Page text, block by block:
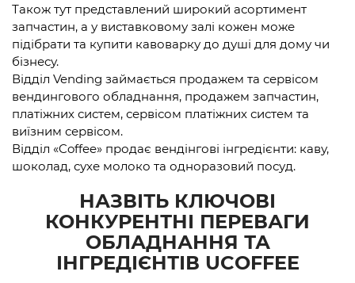
Також тут представлений широкий асортимент
запчастин, а у виставковому залі кожен може
підібрати та купити кавоварку до душі для дому чи
бізнесу.
Відділ Vending займається продажем та сервісом
вендингового обладнання, продажем запчастин,
платіжних систем, сервісом платіжних систем та
виїзним сервісом.
Відділ «Coffee» продає вендінгові інгредієнти: каву,
шоколад, сухе молоко та одноразовий посуд.
НАЗВІТЬ КЛЮЧОВІ
КОНКУРЕНТНІ ПЕРЕВАГИ
ОБЛАДНАННЯ ТА
ІНГРЕДІЄНТІВ UCOFFEE